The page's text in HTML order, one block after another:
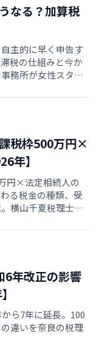
なる？加算税
主的に早く申告す
税の仕組みと今か
務所が女性スタッ
税枠500万円×
年】
円×法定相続人の
る税金の種類、受
横山千夏税理士事
6年改正の影響
ら7年に延長。100
違いを奈良の税理